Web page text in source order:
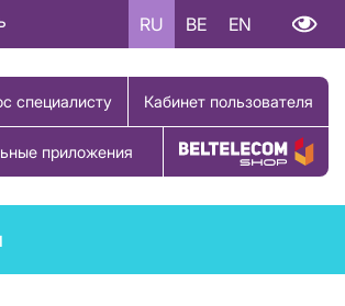
RU BE EN
специалисту Кабинет пользователя
приложения Купить товар